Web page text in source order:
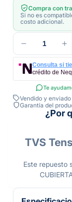
Compra con
Si no es
costo adicional.
1
Consulta si
crédito de
Te
Vendido y enviado
Garantía del
¿Por
TVS
Este repuesto